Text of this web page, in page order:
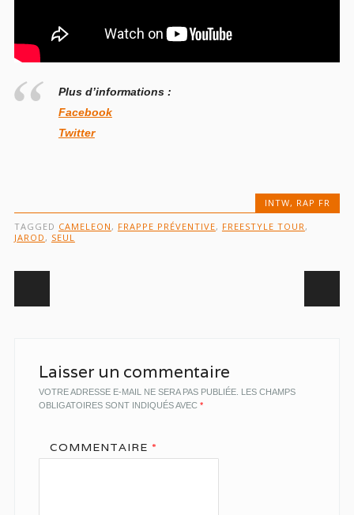
Plus d’informations :
Facebook
Twitter
INTW, RAP FR
TAGGED CAMELEON , FRAPPE PRÉVENTIVE, FREESTYLE TOUR,
JAROD , SEUL
Laisser un commentaire
VOTRE ADRESSE E-MAIL NE SERA PAS PUBLIÉE. LES CHAMPS
OBLIGATOIRES SONT INDIQUÉS AVEC *
COMMENTAIRE *